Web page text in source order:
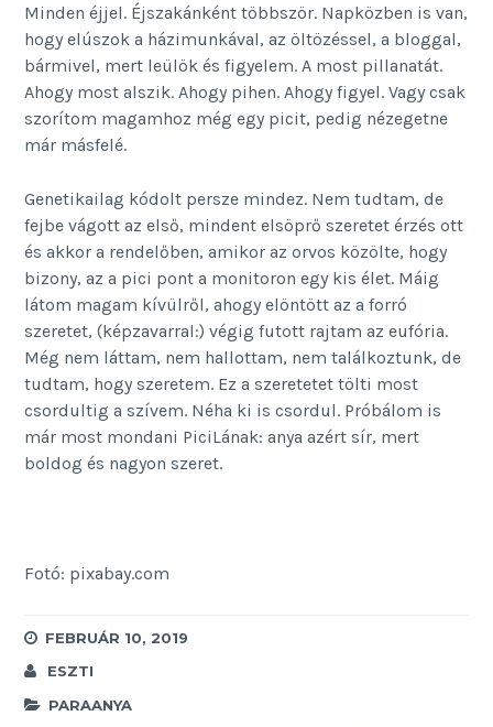
Minden éjjel. Éjszakánként többször. Napközben is van,
hogy elúszok a házimunkával, az öltözéssel, a bloggal,
bármivel, mert leülök és figyelem. A most pillanatát.
Ahogy most alszik. Ahogy pihen. Ahogy figyel. Vagy csak
szorítom magamhoz még egy picit, pedig nézegetne
már másfelé.
Genetikailag kódolt persze mindez. Nem tudtam, de
fejbe vágott az első, mindent elsöprő szeretet érzés ott
és akkor a rendelőben, amikor az orvos közölte, hogy
bizony, az a pici pont a monitoron egy kis élet. Máig
látom magam kívülről, ahogy elöntött az a forró
szeretet, (képzavarral:) végig futott rajtam az eufória.
Még nem láttam, nem hallottam, nem találkoztunk, de
tudtam, hogy szeretem. Ez a szeretetet tölti most
csordultig a szívem. Néha ki is csordul. Próbálom is
már most mondani PiciLának: anya azért sír, mert
boldog és nagyon szeret.
Fotó: pixabay.com
FEBRUÁR 10, 2019
ESZTI
PARAANYA